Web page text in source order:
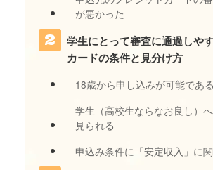
が悪かった
学生にとって審査に通過しや
カードの条件と見分け方
18歳から申し込みが可能である
学生（高校生ならなお良し）
見られる
申込み条件に「安定収入」に